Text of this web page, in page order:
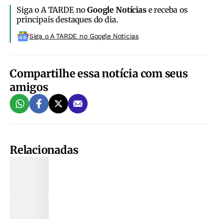
Siga o A TARDE noGoogle Notíciase receba os
principais destaques do dia.
Siga o A TARDE no Google Noticias
Compartilhe essa notícia com seus
amigos
Relacionadas